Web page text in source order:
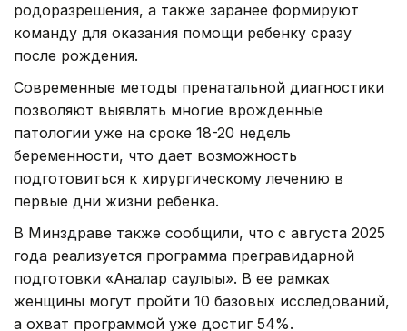
родоразрешения, а также заранее формируют
команду для оказания помощи ребенку сразу
после рождения.
Современные методы пренатальной диагностики
позволяют выявлять многие врожденные
патологии уже на сроке 18-20 недель
беременности, что дает возможность
подготовиться к хирургическому лечению в
первые дни жизни ребенка.
В Минздраве также сообщили, что с августа 2025
года реализуется программа прегравидарной
подготовки «Аналар саулығы». В ее рамках
женщины могут пройти 10 базовых исследований,
а охват программой уже достиг 54%.